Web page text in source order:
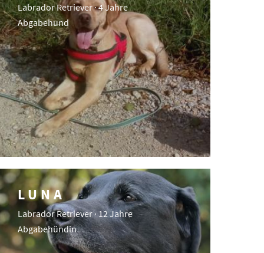
Labrador Retriever · 4 Jahre
Abgabehund
LUNA
Labrador Retriever · 12 Jahre
Abgabehündin